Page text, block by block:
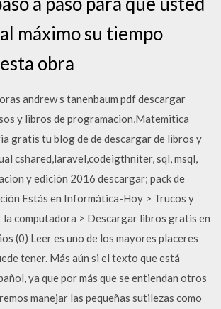
máximo su tiempo
obra
andrew s tanenbaum pdf descargar
y libros de programacion,Matemitica
gratis tu blog de de descargar de libros y
cshared,laravel,codeigthniter, sql, msql,
y edición 2016 descargar; pack de
Estás en Informática-Hoy > Trucos y
la computadora > Descargar libros gratis en
(0) Leer es uno de los mayores placeres
tener. Más aún si el texto que está
ya que por más que se entiendan otros
manejar las pequeñas sutilezas como